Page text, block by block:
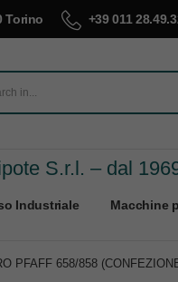
Torino +39 011
S.r.l. – dal
Industriale Macchine
PFAFF 658/858